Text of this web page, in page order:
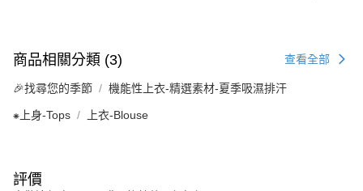
商品相關分類 (3) 查看全部
🎉找尋您的季節 機能性上衣-精選素材-夏季吸濕排汗
⁕上身-Tops 上衣-Blouse
評價